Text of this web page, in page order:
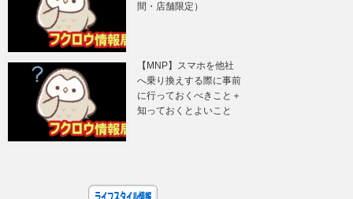
間・店舗限定）
【MNP】スマホを他社
へ乗り換えする際に事前
に行っておくべきこと＋
知っておくとよいこと